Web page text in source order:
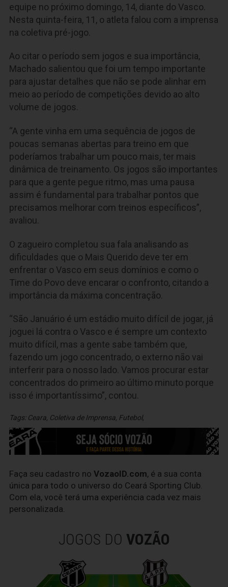
equipe no próximo domingo, 14, diante do Vasco.
Nesta quinta-feira, 11, o atleta falou com a imprensa
na coletiva pré-jogo.
Ao citar o período sem jogos e sua importância,
Machado salientou que foi um tempo importante
para ajustar detalhes que não se pode alinhar em
meio ao período de competições devido ao alto
volume de jogos.
“A gente vinha em uma sequência de jogos de
poucas semanas abertas para treino em que
poderíamos trabalhar um pouco mais, ter mais
dinâmica de treinamento. Os jogos são importantes
para que a gente pegue ritmo, mas uma pausa
assim é fundamental para trabalhar pontos que
precisamos melhorar com treinos específicos”,
avaliou.
O zagueiro completou sua fala analisando as
dificuldades que o Mais Querido deve ter em
enfrentar o Vasco em seus domínios e como o
Time do Povo deve encarar o confronto, citando a
importância da máxima concentração.
“São Januário é um estádio muito difícil de jogar, já
joguei lá contra o Vasco e é sempre um contexto
muito difícil, mas a gente sabe também que,
fazendo um jogo concentrado, o externo não vai
interferir para o nosso lado. Vamos procurar estar
concentrados do primeiro ao último minuto porque
isso é importantíssimo”, contou.
Tags: Ceara Coletiva de Imprensa Futebol,
Faça seu cadastro no VozaoID.com, é a sua conta
única para todo o universo do Ceará Sporting Club.
Com ela, você terá uma experiência cada vez mais
personalizada.
JOGOS DO VOZÃO